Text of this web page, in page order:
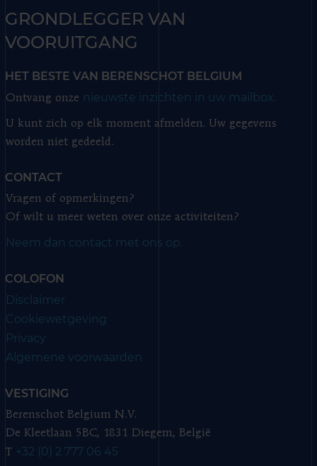
GRONDLEGGER VAN
VOORUITGANG
HET BESTE VAN BERENSCHOT BELGIUM
Ontvang onze nieuwste inzichten in uw mailbox.
U kunt zich op elk moment afmelden. Uw gegevens
worden niet gedeeld.
CONTACT
Vragen of opmerkingen?
Of wilt u meer weten over onze activiteiten?
Neem dan contact met ons op.
COLOFON
Disclaimer
Cookiewetgeving
Privacy
Algemene voorwaarden
VESTIGING
Berenschot Belgium N.V.
De Kleetlaan 5BC, 1831 Diegem, België
T +32 (0) 2 777 06 45